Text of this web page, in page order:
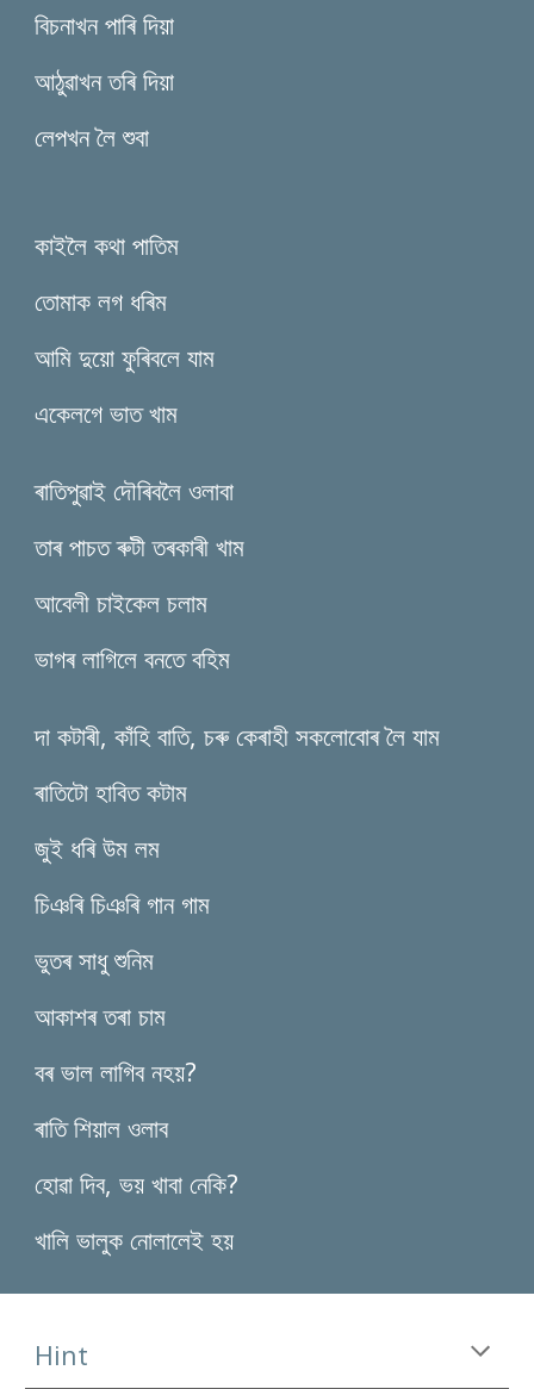
বিচনাখন পাৰি দিয়া
আঠুৱাখন তৰি দিয়া
লেপখন লৈ শুবা
কাইলৈ কথা পাতিম
তোমাক লগ ধৰিম
আমি দুয়ো ফুৰিবলে যাম
একেলগে ভাত খাম
ৰাতিপুৱাই দৌৰিবলৈ ওলাবা
তাৰ পাচত ৰুটী তৰকাৰী খাম
আবেলী চাইকেল চলাম
ভাগৰ লাগিলে বনতে বহিম
দা কটাৰী, কাঁহি বাতি, চৰু কেৰাহী সকলোবোৰ লৈ যাম
ৰাতিটো হাবিত কটাম
জুই ধৰি উম লম
চিঞৰি চিঞৰি গান গাম
ভুতৰ সাধু শুনিম
আকাশৰ তৰা চাম
বৰ ভাল লাগিব নহয়?
ৰাতি শিয়াল ওলাব
হোৱা দিব, ভয় খাবা নেকি?
খালি ভালুক নোলালেই হয়
Hint